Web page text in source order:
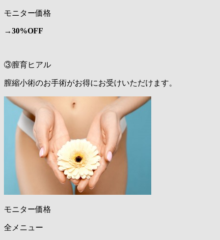
モニター価格
→30%OFF
③膣育ヒアル
膣縮小術のお手術がお得にお受けいただけます。
モニター価格
全メニュー